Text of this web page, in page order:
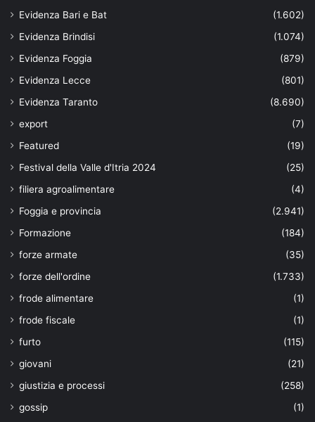
Evidenza Bari e Bat
(1.602)
Evidenza Brindisi
(1.074)
Evidenza Foggia
(879)
Evidenza Lecce
(801)
Evidenza Taranto
(8.690)
export
(7)
Featured
(19)
Festival della Valle d'Itria 2024
(25)
filiera agroalimentare
(4)
Foggia e provincia
(2.941)
Formazione
(184)
forze armate
(35)
forze dell'ordine
(1.733)
frode alimentare
(1)
frode fiscale
(1)
furto
(115)
giovani
(21)
giustizia e processi
(258)
gossip
(1)